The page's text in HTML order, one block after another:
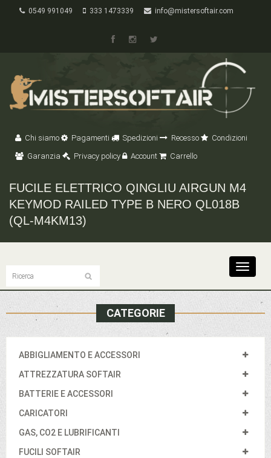
0549 991049 333 1473339 info@mistersoftair.com
Chi siamo Pagamenti Spedizioni Recesso
Condizioni
Garanzia
Privacy policy Account Carrello
FUCILE ELETTRICO QINGLIU AIRGUN M4
KEYMOD RAILED TYPE B NERO QL018B
(QL-M4KM13)
Toggle
CATEGORIE
ABBIGLIAMENTO E ACCESSORI
ATTREZZATURA SOFTAIR
BATTERIE E ACCESSORI
CARICATORI
GAS, CO2 E LUBRIFICANTI
FUCILI SOFTAIR